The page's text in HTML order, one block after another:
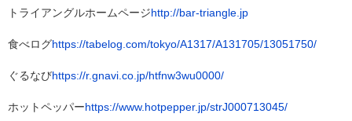
トライアングルホームページhttp://bar-triangle.jp
食べログhttps://tabelog.com/tokyo/A1317/A131705/13051750/
ぐるなびhttps://r.gnavi.co.jp/htfnw3wu0000/
ホットペッパーhttps://www.hotpepper.jp/strJ000713045/